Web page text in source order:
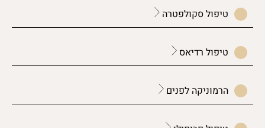
טיפול סקולפטרה
טיפול רדיאס
הרמוניקה לפנים